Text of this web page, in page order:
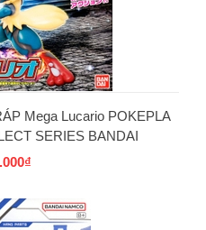
Mega Lucario POKEPLA
SERIES BANDAI